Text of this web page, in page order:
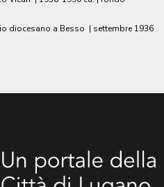
diocesano a Besso | settembre 1936